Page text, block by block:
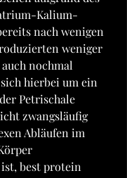
Kalium-
nach wenigen
weniger
nochmal
hierbei um ein
Petrischale
zwangsläufig
Abläufen im
best protein